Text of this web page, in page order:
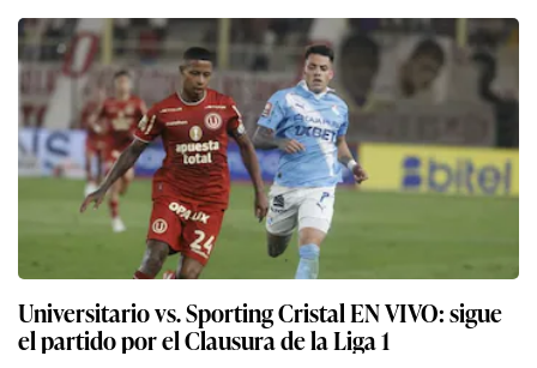
Universitario vs. Sporting Cristal EN VIVO: sigue
el partido por el Clausura de la Liga 1